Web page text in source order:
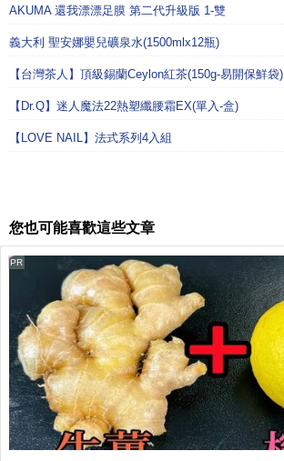
AKUMA 還我漂漂足膜 第二代升級版 1-雙
義大利 聖安娜嬰兒礦泉水(1500mlx12瓶)
【台灣茶人】頂級錫蘭Ceylon紅茶(150g-易開保鮮袋)
【Dr.Q】迷人魔法22熱塑纖腰霜EX(單入-盒)
【LOVE NAIL】法式系列4入組
您也可能喜歡這些文章
PR